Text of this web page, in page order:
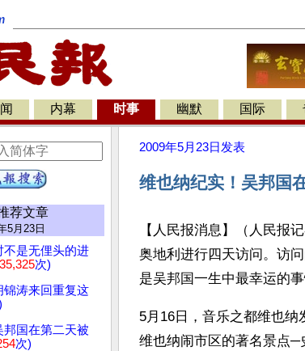
内幕 时事 幽默 国际
荐文章
5月23日
不是无俚头的进
35,325次)
锦涛来回重复这
国在第二天被
次)
2009年5月23日 发表
维也纳纪实！吴邦国
【人民报消息】（人民报
奥地利进行四天访问。访
是吴邦国一生中最幸运的
5月16日，音乐之都维也
维也纳闹市区的著名景点─